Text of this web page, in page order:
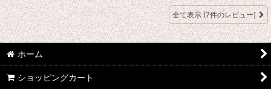
全て表示 (7件のレビュー)
ホーム
ショッピングカート